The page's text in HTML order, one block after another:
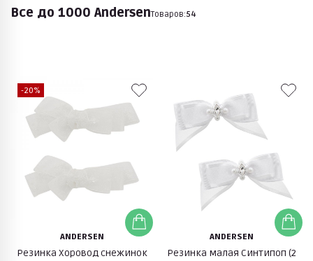
Всe до 1000 AndersenТоваров:54
-20%
ANDERSEN
Резинка Хоровод снежинок
ANDERSEN
Резинка малая Синтипоп (2